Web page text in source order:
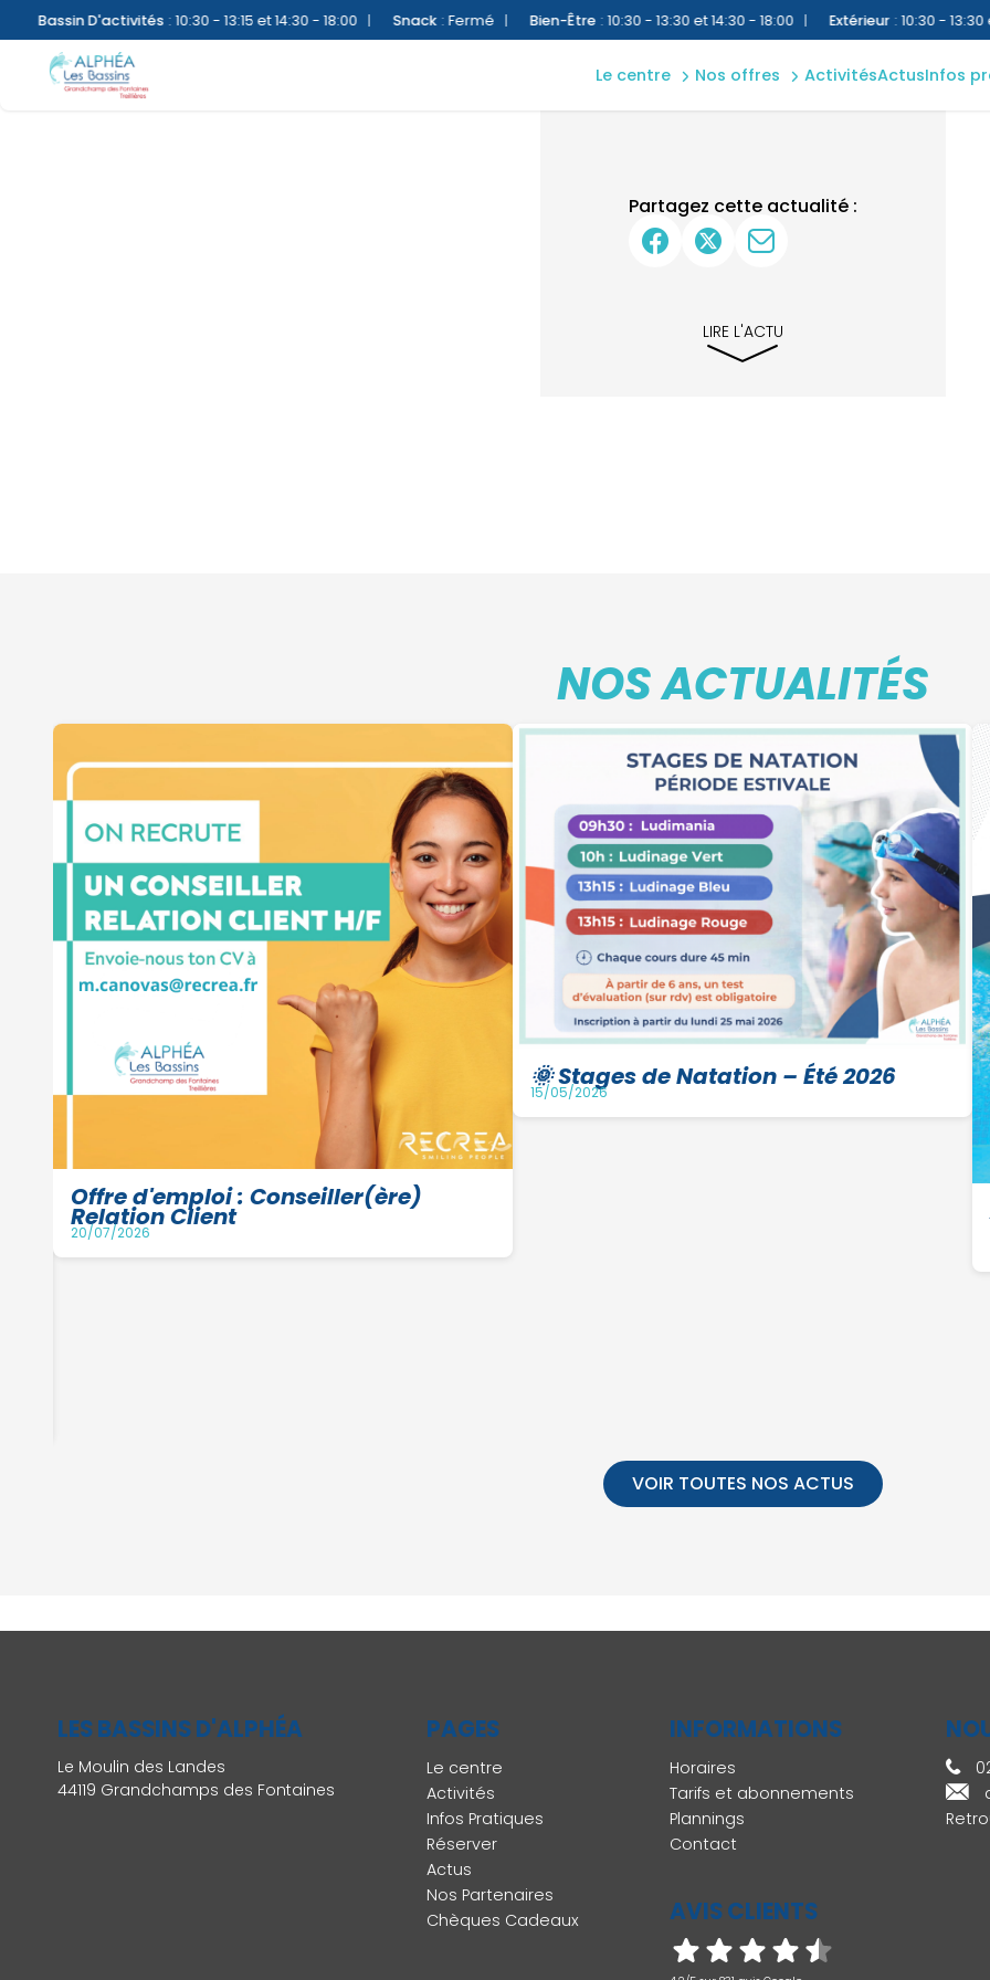
Bassin D'activités:10:30 - 13:15 et 14:30 - 18:00 | Snack:Fermé | Bien-Être:10:30 - 13:30 et 14:30 - 18:00 | Extérieur:10:30 - 13:30 et
le centre
aquatique
extérieur
nos offres activités actus infos
accès &
Partagez cette actualité :
LIRE L'ACTU
NOS ACTUALITÉS
Offre d'emploi : Conseiller(ère)
Relation Client
20/07/2026
🌞 Stages de Natation – Été 2026
15/05/2026
VOIR TOUTES NOS ACTUS
LES BASSINS D'ALPHÉA
Le Moulin des Landes
44119 Grandchamps des Fontaines
PAGES
Le centre
Activités
Infos Pratiques
Réserver
Actus
Nos Partenaires
Chèques Cadeaux
INFORMATIONS
Horaires
Tarifs et abonnements
Plannings
Contact
AVIS CLIENTS